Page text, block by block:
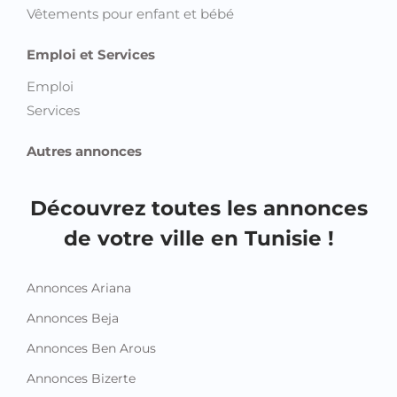
Vêtements pour enfant et bébé
Emploi et Services
Emploi
Services
Autres annonces
Découvrez toutes les annonces
de votre ville en Tunisie !
Annonces Ariana
Annonces Beja
Annonces Ben Arous
Annonces Bizerte